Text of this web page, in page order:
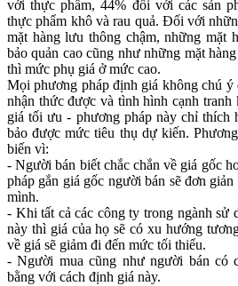
với thực phẩm, 44% đối với các sản
thực phẩm khô và rau quả. Đối với
mặt hàng lưu thông chậm, những mặt
bảo quản cao cũng như những mặt
thì mức phụ giá ở mức cao.
Mọi phương pháp định giá không chú ý
nhận thức được và tình hình cạnh tranh
giá tối ưu - phương pháp này chỉ thích
bảo được mức tiêu thụ dự kiến.
biến vì:
- Người bán biết chắc chắn về giá gốc
pháp gắn giá gốc người bán sẽ đơn
mình.
- Khi tất cả các công ty trong ngành sử
này thì giá của họ sẽ có xu hướng
về giá sẽ giảm đi đến mức tối thiểu.
- Người mua cũng như người bán có
bằng với cách định giá này.